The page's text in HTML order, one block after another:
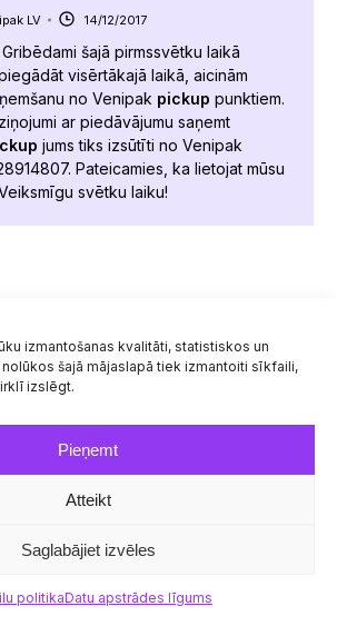
izmantošanas kvalitāti, statistiskos un
šajā mājaslapā tiek izmantoiti sīkfaili,
izslēgt.
Pieņemt
Atteikt
Saglabājiet izvēles
politikaDatu apstrādes līgums
LV 14/12/2017
šajā pirmssvētku laikā
visērtākajā laikā, aicinām
no Venipak pickup punktiem.
ar piedāvājumu saņemt
jums tiks izsūtīti no Venipak
Pateicamies, ka lietojat mūsu
svētku laiku!